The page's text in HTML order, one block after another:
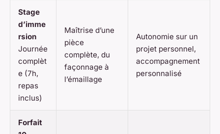
Stage
d’imme
rsion
Journée
complèt
e (7h,
repas
inclus)
Maîtrise d’une
pièce
complète, du
façonnage à
l’émaillage
Autonomie sur un
projet personnel,
accompagnement
personnalisé
Forfait